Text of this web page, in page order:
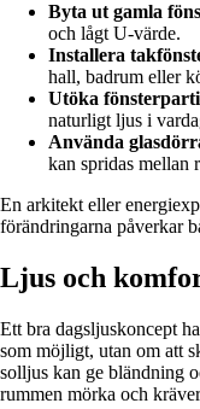
Byta ut gamla
och lågt U-värde.
Installera
hall, badrum eller
Utöka
naturligt ljus i
Använda
kan spridas mellan
En arkitekt eller
förändringarna påverkar
Ljus och
Ett bra dagsljuskoncept
som möjligt, utan om att
solljus kan ge bländning
rummen mörka och